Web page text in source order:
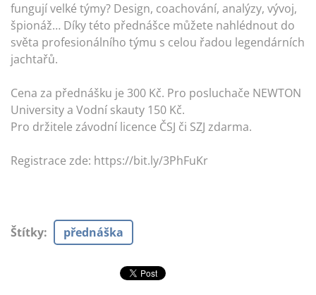
fungují velké týmy? Design, coachování, analýzy, vývoj,
špionáž… Díky této přednášce můžete nahlédnout do
světa profesionálního týmu s celou řadou legendárních
jachtařů.
Cena za přednášku je 300 Kč. Pro posluchače NEWTON
University a Vodní skauty 150 Kč.
Pro držitele závodní licence ČSJ či SZJ zdarma.
Registrace zde: https://bit.ly/3PhFuKr
Štítky: přednáška